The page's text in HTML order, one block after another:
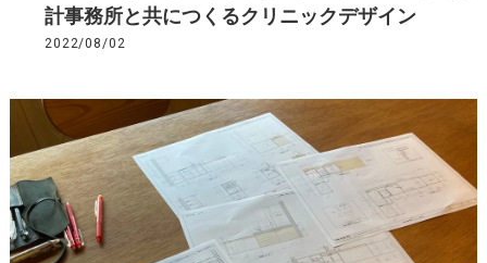
計事務所と共につくるクリニックデザイン
2022/08/02